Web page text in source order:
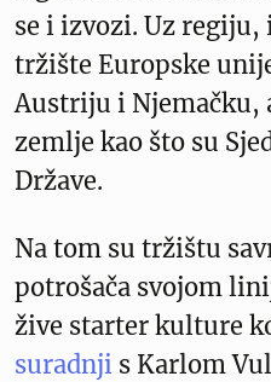
se i izvozi. Uz regiju,
tržište Europske
Austriju i Njemačku,
zemlje kao što su
Države.
Na tom su tržištu
potrošača svojom
žive starter kulture
suradnji s Karlom